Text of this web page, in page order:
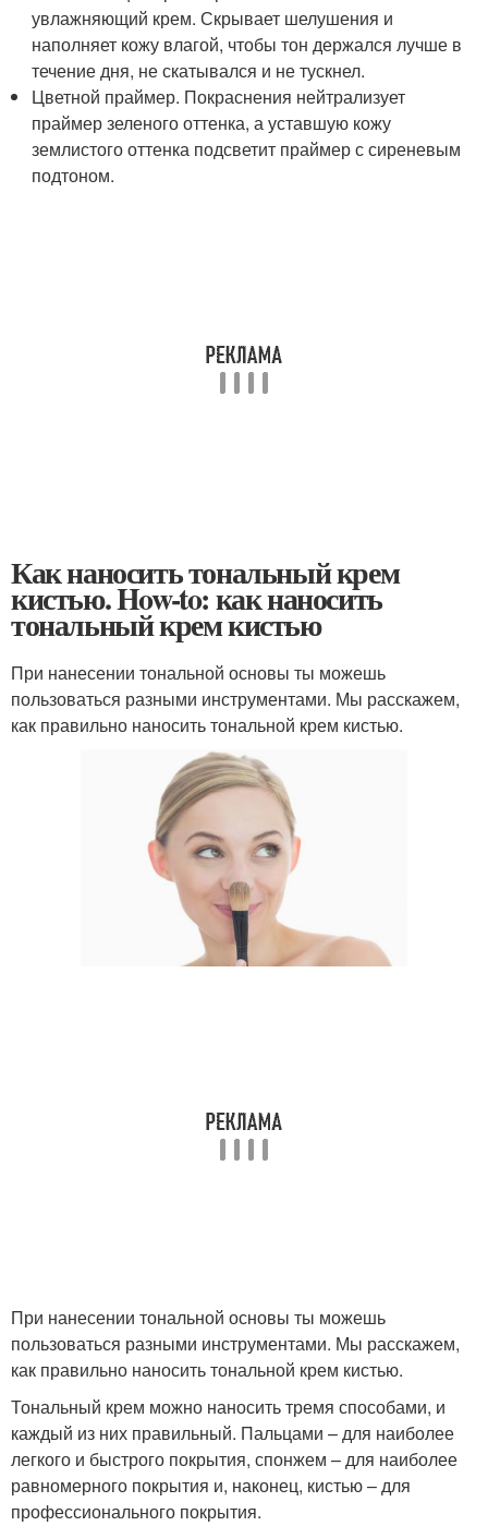
увлажняющий крем. Скрывает шелушения и
наполняет кожу влагой, чтобы тон держался лучше в
течение дня, не скатывался и не тускнел.
Цветной праймер. Покраснения нейтрализует
праймер зеленого оттенка, а уставшую кожу
землистого оттенка подсветит праймер с сиреневым
подтоном.
Как наносить тональный крем
кистью. How-to: как наносить
тональный крем кистью
При нанесении тональной основы ты можешь
пользоваться разными инструментами. Мы расскажем,
как правильно наносить тональной крем кистью.
При нанесении тональной основы ты можешь
пользоваться разными инструментами. Мы расскажем,
как правильно наносить тональной крем кистью.
Тональный крем можно наносить тремя способами, и
каждый из них правильный. Пальцами – для наиболее
легкого и быстрого покрытия, спонжем – для наиболее
равномерного покрытия и, наконец, кистью – для
профессионального покрытия.